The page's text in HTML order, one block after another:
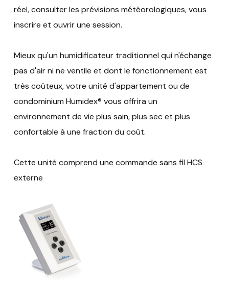
réel, consulter les prévisions météorologiques, vous
inscrire et ouvrir une session.
Mieux qu'un humidificateur traditionnel qui n'échange
pas d'air ni ne ventile et dont le fonctionnement est
très coûteux, votre unité d'appartement ou de
condominium Humidex® vous offrira un
environnement de vie plus sain, plus sec et plus
confortable à une fraction du coût.
Cette unité comprend une commande sans fil HCS
externe